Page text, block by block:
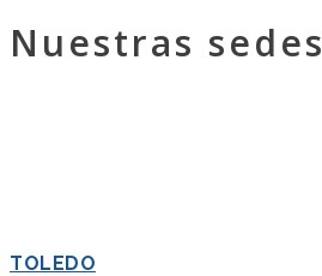
Nuestras sedes
TOLEDO